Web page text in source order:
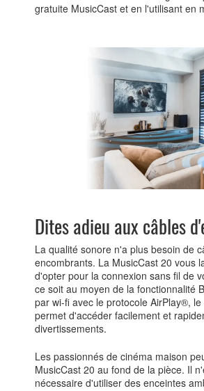
gratuite MusicCast et en l'utilisant en
Dites adieu aux câbles
La qualité sonore n'a plus besoin de
encombrants. La MusicCast 20 vous
d'opter pour la connexion sans fil de
ce soit au moyen de la fonctionnalité
par wi-fi avec le protocole AirPlay®,
permet d'accéder facilement et
divertissements.
Les passionnés de cinéma maison
MusicCast 20 au fond de la pièce. Il
nécessaire d'utiliser des enceintes